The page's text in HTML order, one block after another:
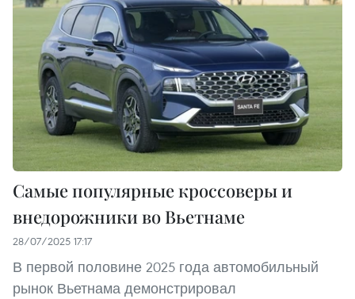
Самые популярные кроссоверы и
внедорожники во Вьетнаме
28/07/2025 17:17
В первой половине 2025 года автомобильный
рынок Вьетнама демонстрировал